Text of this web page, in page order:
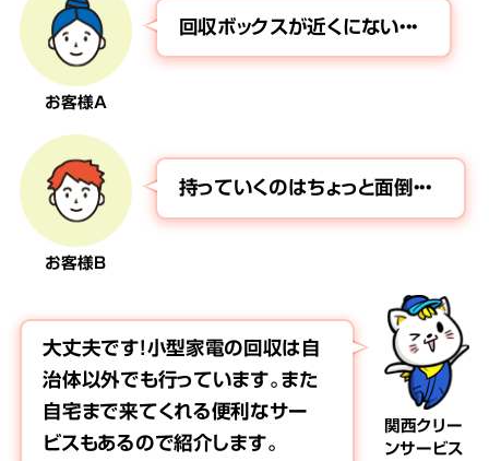
お客様A
回収ボックスが近くにない・・・
お客様B
持っていくのはちょっと面倒・・・
関西クリー
ンサービス
大丈夫です！小型家電の回収は自
治体以外でも行っています。また
自宅まで来てくれる便利なサー
ビスもあるので紹介します。